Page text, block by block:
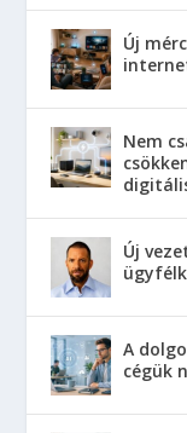
Új
Nem
Új
A
cégük